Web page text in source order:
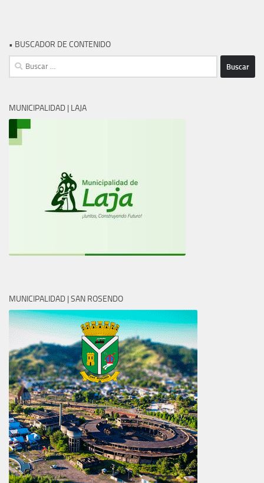
• BUSCADOR DE CONTENIDO
Buscar:
MUNICIPALIDAD | LAJA
MUNICIPALIDAD | SAN ROSENDO